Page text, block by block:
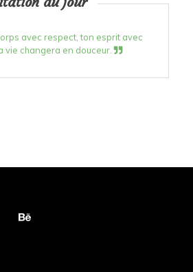
avec respect, ton esprit avec
vie changera en douceur.